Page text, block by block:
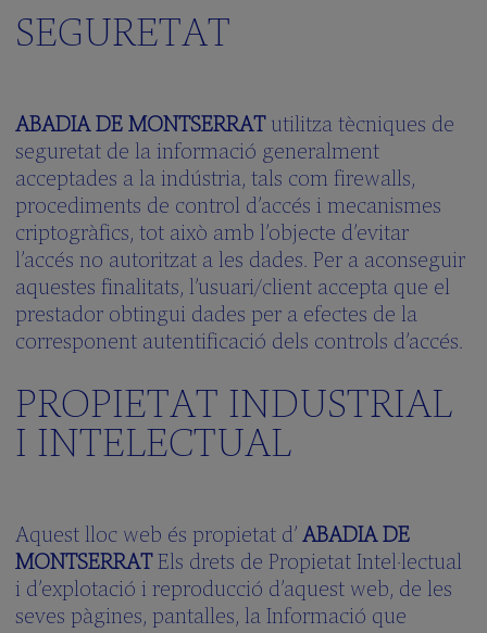
SEGURETAT
ABADIA DE MONTSERRATutilitza tècniques de
seguretat de la informació generalment
acceptades a la indústria, tals com firewalls,
procediments de control d’accés i mecanismes
criptogràfics, tot això amb l’objecte d’evitar
l’accés no autoritzat a les dades. Per a aconseguir
aquestes finalitats, l’usuari/client accepta que el
prestador obtingui dades per a efectes de la
corresponent autentificació dels controls d’accés.
PROPIETAT INDUSTRIAL
I INTELECTUAL
Aquest lloc web és propietat d’ABADIA DE
MONTSERRATEls drets de Propietat Intel·lectual
i d’explotació i reproducció d’aquest web, de les
seves pàgines, pantalles, la Informació que